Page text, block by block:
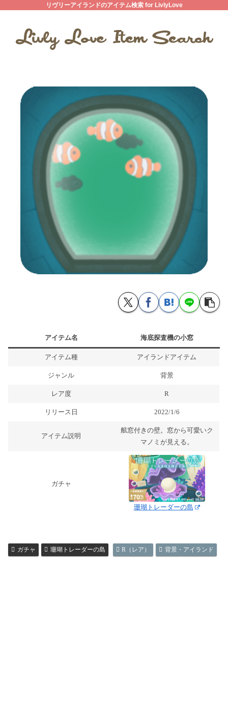
リヴリーアイランドのアイテム検索 for LivlyLove
アイテム名 海底探査機の小窓
アイテム種 アイランドアイテム
ジャンル 背景
レア度 R
リリース日 2022/1/6
アイテム説明
舷窓付きの壁。窓から可愛いク
マノミが見える。
ガチャ
珊瑚トレーダーの島
ガチャ 珊瑚トレーダーの島 R（レア） 背景・アイランド